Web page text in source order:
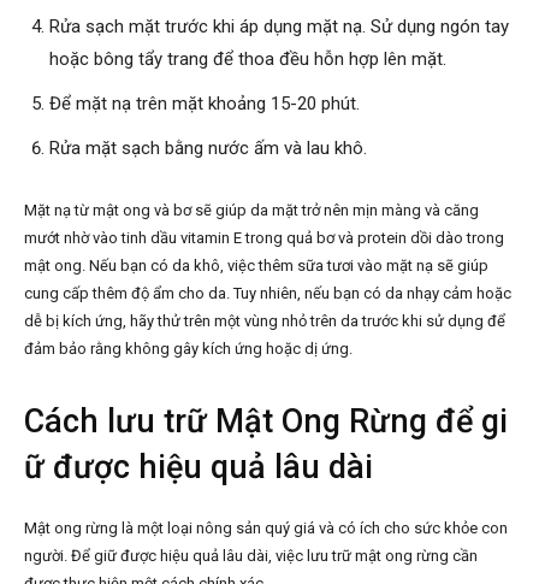
Rửa sạch mặt trước khi áp dụng mặt nạ. Sử dụng ngón tay
hoặc bông tẩy trang để thoa đều hỗn hợp lên mặt.
Để mặt nạ trên mặt khoảng 15-20 phút.
Rửa mặt sạch bằng nước ấm và lau khô.
Mặt nạ từ mật ong và bơ sẽ giúp da mặt trở nên mịn màng và căng
mướt nhờ vào tinh dầu vitamin E trong quả bơ và protein dồi dào trong
mật ong. Nếu bạn có da khô, việc thêm sữa tươi vào mặt nạ sẽ giúp
cung cấp thêm độ ẩm cho da. Tuy nhiên, nếu bạn có da nhạy cảm hoặc
dễ bị kích ứng, hãy thử trên một vùng nhỏ trên da trước khi sử dụng để
đảm bảo rằng không gây kích ứng hoặc dị ứng.
Cách lưu trữ Mật Ong Rừng để gi
ữ được hiệu quả lâu dài
Mật ong rừng là một loại nông sản quý giá và có ích cho sức khỏe con
người. Để giữ được hiệu quả lâu dài, việc lưu trữ mật ong rừng cần